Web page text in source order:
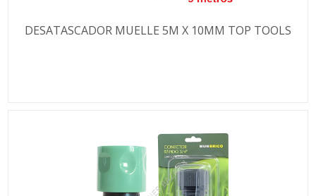
DESATASCADOR MUELLE 5M X 10MM TOP TOOLS